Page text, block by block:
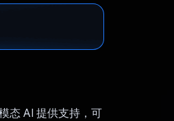
态 AI 提供支持，可